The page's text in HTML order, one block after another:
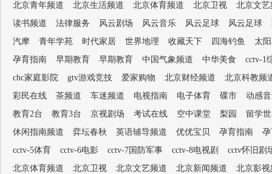
北京青年频道
北京生活频道 北京体育频道 北京卫视
北京文艺
读书频道
法律服务 风云剧场 风云音乐 风云足球 风云足球
汽摩
青年学苑 时代家居 世界地理 收藏天下 四海钓鱼
太
孕育指南
早期教育 早期教育 中国气象频道 中华美食
cctv-1
chc家庭影院
gtv游戏竞技 爱家购物 北京财经频道
北京科教频
彩民在线
茶频道 车迷频道 电视指南 电子体育 碟市
动感
教育2台
教育3台 京视剧场 考试在线 空中课堂 梨园
留学
休闲指南频道
弈坛春秋 英语辅导频道 优优宝贝 孕育指南
cctv-5体育
cctv-6电影 cctv-7国防军事 cctv-8电视剧
cctv怀旧剧
北京体育频道
北京卫视 北京文艺频道 北京新闻频道
北京影视